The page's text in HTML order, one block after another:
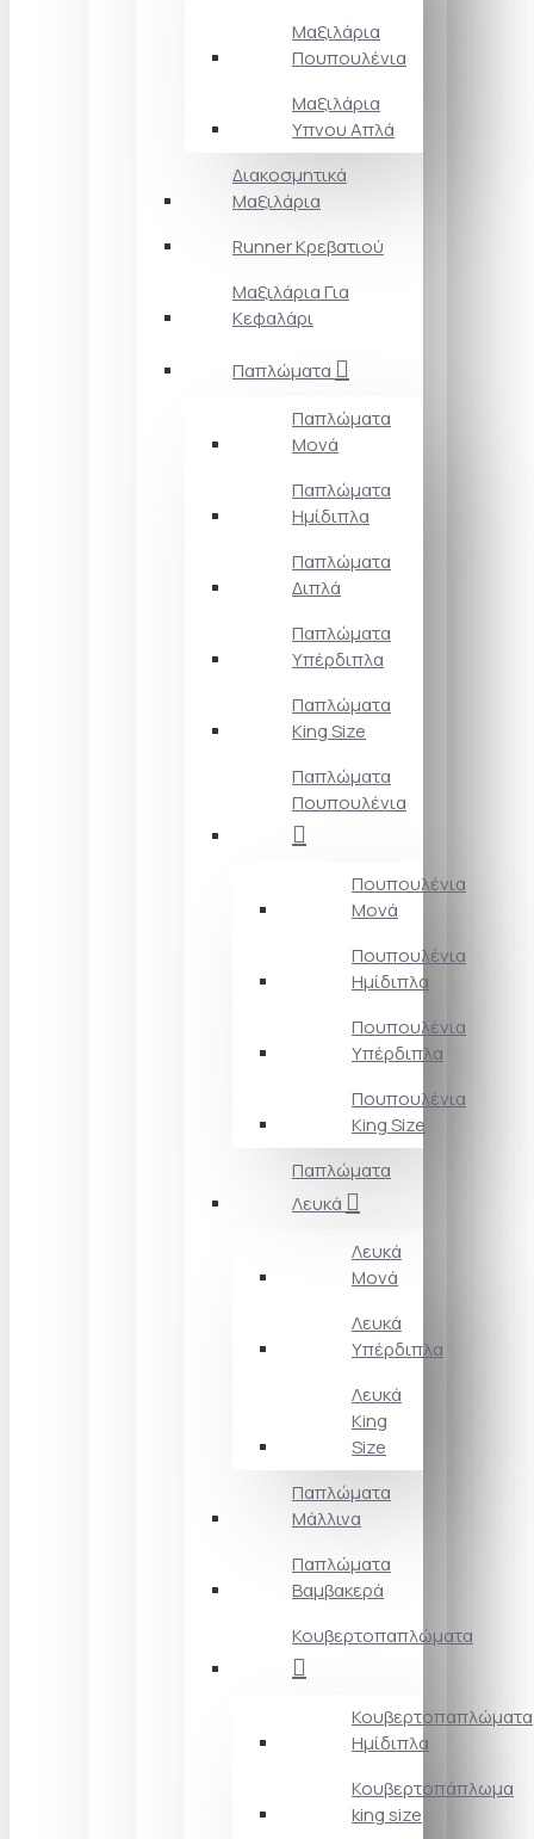
Μαξιλάρια
Πουπουλένια
Μαξιλάρια
Υπνου Απλά
Διακοσμητικά
Μαξιλάρια
Runner Κρεβατιού
Μαξιλάρια Για
Κεφαλάρι
Παπλώματα
Παπλώματα
Μονά
Παπλώματα
Ημίδιπλα
Παπλώματα
Διπλά
Παπλώματα
Υπέρδιπλα
Παπλώματα
King Size
Παπλώματα
Πουπουλένια
Πουπουλένια
Μονά
Πουπουλένια
Ημίδιπλα
Πουπουλένια
Υπέρδιπλα
Πουπουλένια
King Size
Παπλώματα
Λευκά
Λευκά
Μονά
Λευκά
Υπέρδιπλα
Λευκά
King
Size
Παπλώματα
Μάλλινα
Παπλώματα
Βαμβακερά
Κουβερτοπαπλώματα
Κουβερτοπαπλώματα
Ημίδιπλα
Κουβερτοπάπλωμα
king size